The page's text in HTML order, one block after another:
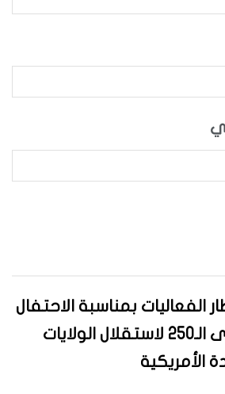
الفعاليات بمناسبة الاحتفال
بالذكرى الـ250 لاستقلال الولايات
الأمريكية